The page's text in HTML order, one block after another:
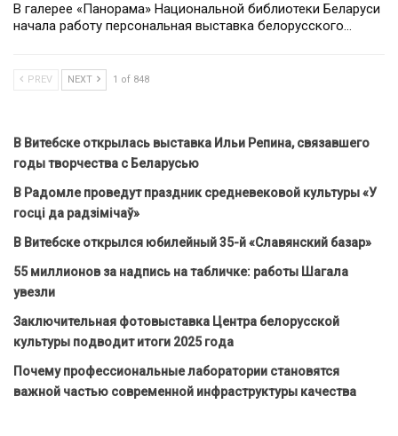
В галерее «Панорама» Национальной библиотеки Беларуси
начала работу персональная выставка белорусского…
PREV NEXT 1 of 848
В Витебске открылась выставка Ильи Репина, связавшего
годы творчества с Беларусью
В Радомле проведут праздник средневековой культуры «У
госці да радзімічаў»
В Витебске открылся юбилейный 35-й «Славянский базар»
55 миллионов за надпись на табличке: работы Шагала
увезли
Заключительная фотовыставка Центра белорусской
культуры подводит итоги 2025 года
Почему профессиональные лаборатории становятся
важной частью современной инфраструктуры качества